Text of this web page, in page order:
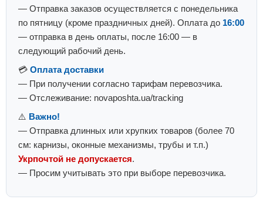
— Отправка заказов осуществляется с понедельника
по пятницу (кроме праздничных дней). Оплата до 16:00
— отправка в день оплаты, после 16:00 — в
следующий рабочий день.
💳 Оплата доставки
— При получении согласно тарифам перевозчика.
— Отслеживание: novaposhta.ua/tracking
⚠️ Важно!
— Отправка длинных или хрупких товаров (более 70
см: карнизы, оконные механизмы, трубы и т.п.)
Укрпочтой не допускается.
— Просим учитывать это при выборе перевозчика.